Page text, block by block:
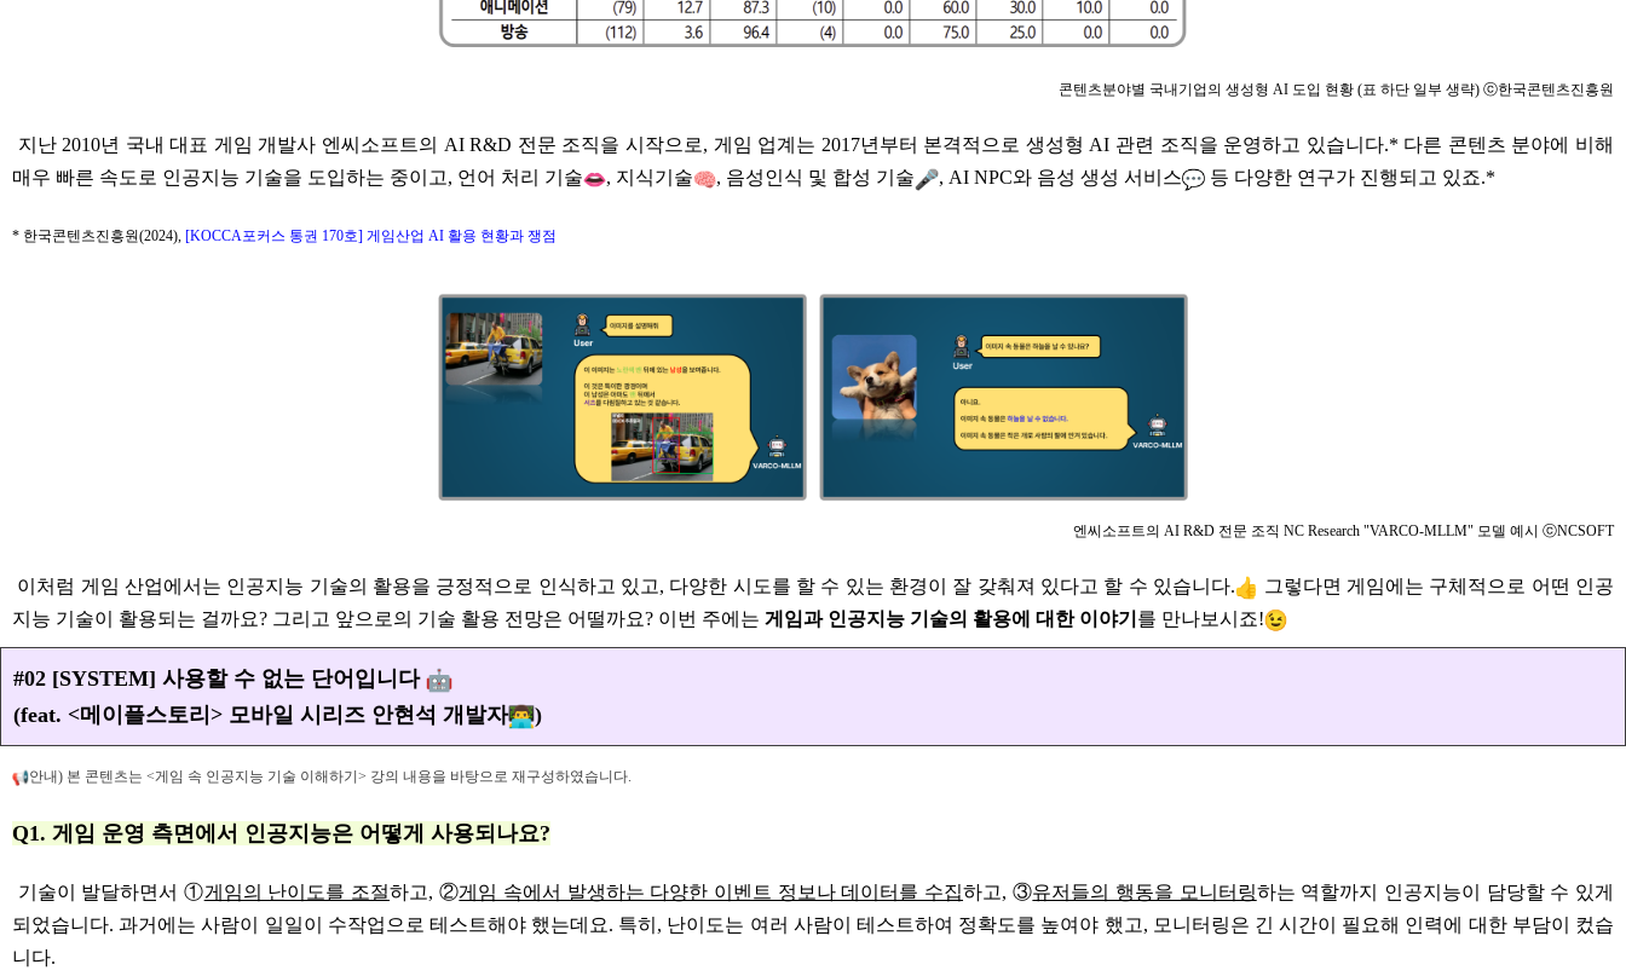
콘텐츠분야별 국내기업의 생성형 AI 도입 현황 (표 하단 일부 생략) ⓒ한국콘텐츠진흥원
지난 2010년 국내 대표 게임 개발사 엔씨소프트의 AI R&D 전문 조직을 시작으로, 게임 업계는 2017년부터 본격적으로 생성형 AI 관련 조직을 운영하고 있습니다.* 다른 콘텐츠 분야에 비해
매우 빠른 속도로 인공지능 기술을 도입하는 중이고, 언어 처리 기술
, 지식기술 , 음성인식 및 합성 기술 , AI NPC와 음성 생성 서비스 등 다양한 연구가 진행되고 있죠.*
* 한국콘텐츠진흥원(2024), [KOCCA포커스 통권 170호] 게임산업 AI 활용 현황과 쟁점
엔씨소프트의 AI R&D 전문 조직 NC Research "VARCO-MLLM" 모델 예시 ⓒNCSOFT
이처럼 게임 산업에서는 인공지능 기술의 활용을 긍정적으로 인식하고 있고, 다양한 시도를 할 수 있는 환경이 잘 갖춰져 있다고 할 수 있습니다.
그렇다면 게임에는 구체적으로 어떤 인공
지능 기술이 활용되는 걸까요? 그리고 앞으로의 기술 활용 전망은 어떨까요? 이번 주에는 게임과 인공지능 기술의 활용에 대한 이야기 를 만나보시죠!
#02 [SYSTEM] 사용할 수 없는 단어입니다
(feat. <메이플스토리> 모바일 시리즈 안현석 개발자 )
안내) 본 콘텐츠는 <게임 속 인공지능 기술 이해하기> 강의 내용을 바탕으로 재구성하였습니다.
Q1. 게임 운영 측면에서 인공지능은 어떻게 사용되나요?
기술이 발달하면서 ①게임의 난이도를 조절하고, ②게임 속에서 발생하는 다양한 이벤트 정보나 데이터를 수집하고, ③유저들의 행동을 모니터링하는 역할까지 인공지능이 담당할 수 있게
되었습니다. 과거에는 사람이 일일이 수작업으로 테스트해야 했는데요. 특히, 난이도는 여러 사람이 테스트하여 정확도를 높여야 했고, 모니터링은 긴 시간이 필요해 인력에 대한 부담이 컸습
니다.